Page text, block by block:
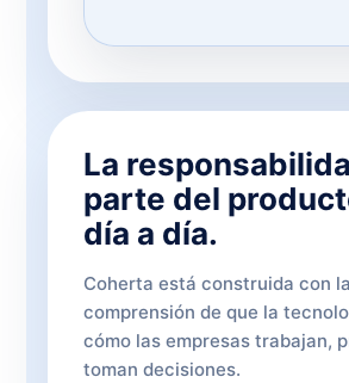
La
parte del
día a día.
Coherta está construida con
comprensión de que la
cómo las empresas trabajan,
toman decisiones.